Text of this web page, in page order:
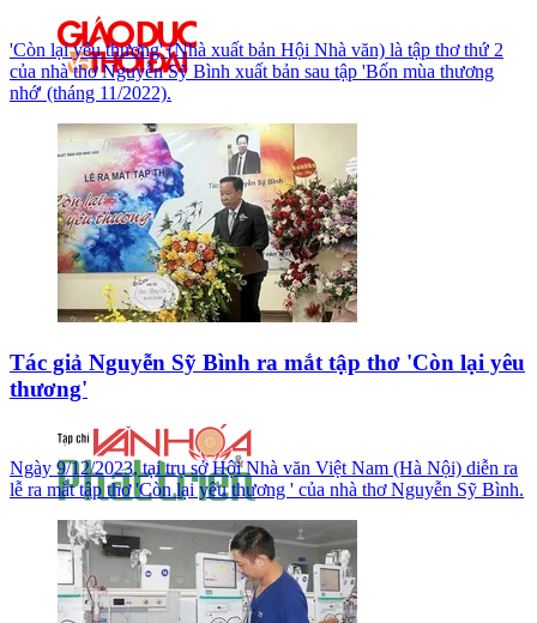
'Còn lại yêu thương' (Nhà xuất bản Hội Nhà văn) là tập thơ thứ 2
của nhà thơ Nguyễn Sỹ Bình xuất bản sau tập 'Bốn mùa thương
nhớ' (tháng 11/2022).
Tác giả Nguyễn Sỹ Bình ra mắt tập thơ 'Còn lại yêu
thương'
Ngày 9/12/2023, tại trụ sở Hội Nhà văn Việt Nam (Hà Nội) diễn ra
lễ ra mắt tập thơ 'Còn lại yêu thương ' của nhà thơ Nguyễn Sỹ Bình.